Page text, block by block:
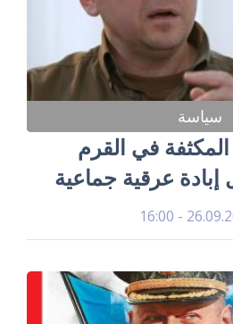
سياسة
المكثفة في القرم
إبادة عرقية جماعية
26.09.2022